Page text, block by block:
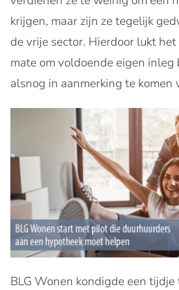
krijgen, maar zijn ze tegelijk
de vrije sector. Hierdoor lukt
mate om voldoende eigen inleg
alsnog in aanmerking te komen
BLG Wonen kondigde een